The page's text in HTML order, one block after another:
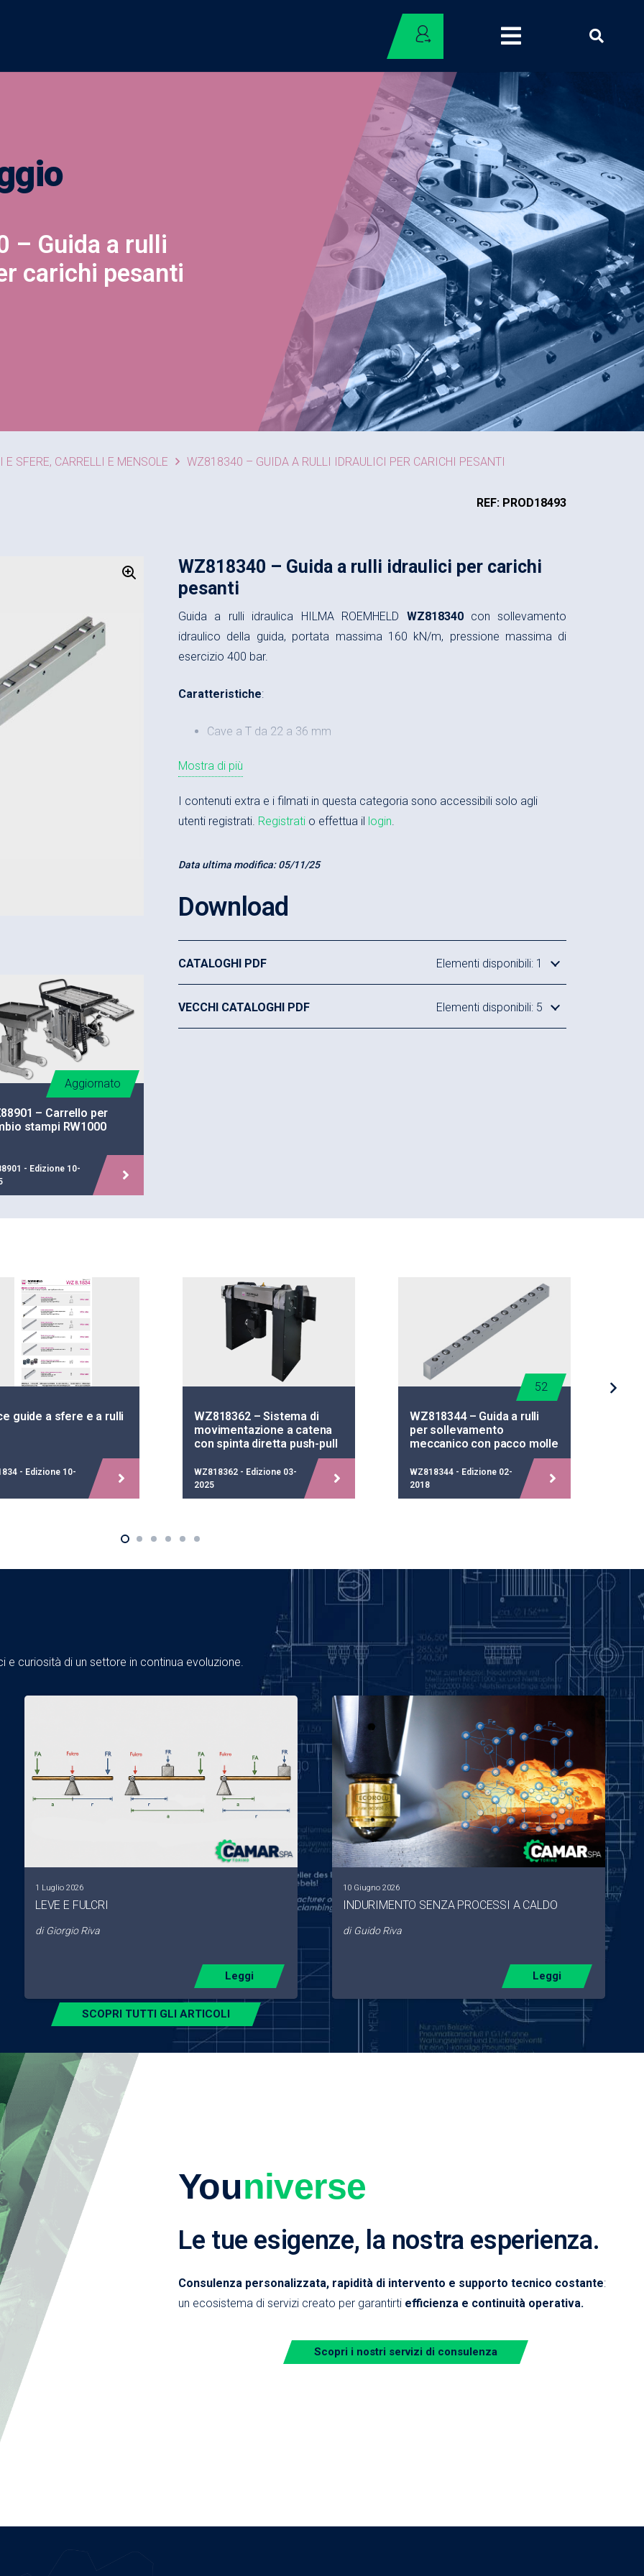
– Guida a rulli
carichi pesanti
E SFERE, CARRELLI E MENSOLE WZ818340 – GUIDA A RULLI IDRAULICI PER CARICHI PESANTI
REF: PROD18493
– Carrello per
stampi RW1000
Aggiornato
- Edizione 10-
WZ818340 – Guida a rulli idraulici per carichi
pesanti
Guida a rulli idraulica HILMA ROEMHELD WZ818340con sollevamento
idraulico della guida, portata massima 160 kN/m, pressione massima di
esercizio 400 bar.
Caratteristiche:
Cave a T da 22 a 36 mm
Lunghezza da 250 a 2.500 mm
Sollevamento idraulico della guida completa
Lunghezze fino a 2500 mm in segmenti ciascuno di 250 mm
L’alimentazione idraulica si trova protetta nella base della cava
Pulizia facile delle guide e dei rulli grazie alla struttura aperta
Mostra di più
I contenuti extra e i filmati in questa categoria sono accessibili solo agli
utenti registrati. Registrati o effettua il login.
Data ultima modifica:05/11/25
Download
CATALOGHI PDF Elementi disponibili: 1
VECCHI CATALOGHI PDF Elementi disponibili: 5
guide a sfere e a rulli
- Edizione 10-
WZ818362 – Sistema di
movimentazione a catena
con spinta diretta push-pull
WZ818362 - Edizione 03-
2025
WZ818344 – Guida a rulli
per sollevamento
meccanico con pacco molle
52
WZ818344 - Edizione 02-
2018
curiosità di un settore in continua evoluzione.
1 Luglio 2026
LEVE E FULCRI
di Giorgio Riva
Leggi
10 Giugno 2026
INDURIMENTO SENZA PROCESSI A CALDO
di Guido Riva
Leggi
SCOPRI TUTTI GLI ARTICOLI
Youniverse
Le tue esigenze, la nostra esperienza.
Consulenza personalizzata, rapidità di intervento e supporto tecnico costante:
un ecosistema di servizi creato per garantirti efficienza e continuità operativa.
Scopri i nostri servizi di consulenza